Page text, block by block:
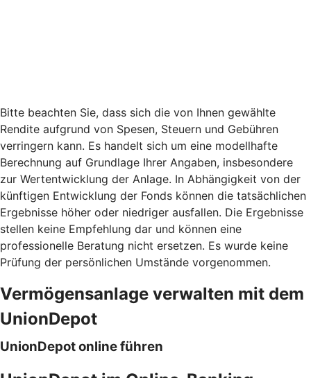
Bitte beachten Sie, dass sich die von Ihnen gewählte
Rendite aufgrund von Spesen, Steuern und Gebühren
verringern kann. Es handelt sich um eine modellhafte
Berechnung auf Grundlage Ihrer Angaben, insbesondere
zur Wertentwicklung der Anlage. In Abhängigkeit von der
künftigen Entwicklung der Fonds können die tatsächlichen
Ergebnisse höher oder niedriger ausfallen. Die Ergebnisse
stellen keine Empfehlung dar und können eine
professionelle Beratung nicht ersetzen. Es wurde keine
Prüfung der persönlichen Umstände vorgenommen.
Vermögensanlage verwalten mit dem
UnionDepot
UnionDepot online führen